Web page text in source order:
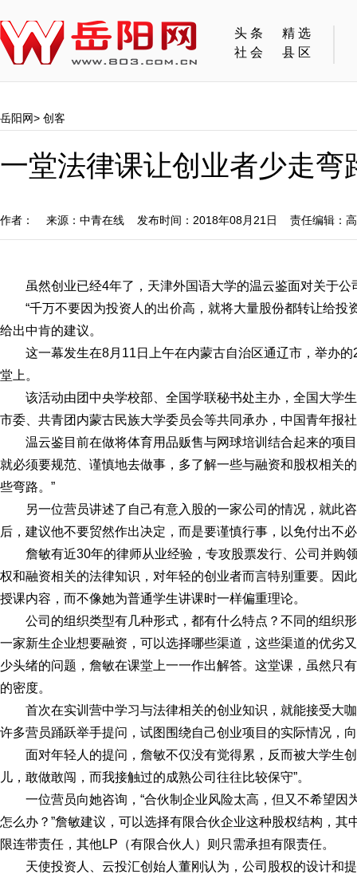
头条
精选
社会
县区
岳阳网> 创客
一堂法律课让创业者少走弯
作者： 来源：中青在线 发布时间：2018年08月21日 责任编辑：
虽然创业已经4年了，天津外国语大学的温云鉴面对关于
“千万不要因为投资人的出价高，就将大量股份都转让给投
给出中肯的建议。
这一幕发生在8月11日上午在内蒙古自治区通辽市，举办
堂上。
该活动由团中央学校部、全国学联秘书处主办，全国大学
市委、共青团内蒙古民族大学委员会等共同承办，中国青年报
温云鉴目前在做将体育用品贩售与网球培训结合起来的项
就必须要规范、谨慎地去做事，多了解一些与融资和股权相关
些弯路。”
另一位营员讲述了自己有意入股的一家公司的情况，就此
后，建议他不要贸然作出决定，而是要谨慎行事，以免付出不
詹敏有近30年的律师从业经验，专攻股票发行、公司并购
权和融资相关的法律知识，对年轻的创业者而言特别重要。因
授课内容，而不像她为普通学生讲课时一样偏重理论。
公司的组织类型有几种形式，都有什么特点？不同的组织
一家新生企业想要融资，可以选择哪些渠道，这些渠道的优
少头绪的问题，詹敏在课堂上一一作出解答。这堂课，虽然只
的密度。
首次在实训营中学习与法律相关的创业知识，就能接受大
许多营员踊跃举手提问，试图围绕自己创业项目的实际情况，
面对年轻人的提问，詹敏不仅没有觉得累，反而被大学生
儿，敢做敢闯，而我接触过的成熟公司往往比较保守”。
一位营员向她咨询，“合伙制企业风险太高，但又不希望
怎么办？”詹敏建议，可以选择有限合伙企业这种股权结构，
限连带责任，其他LP（有限合伙人）则只需承担有限责任。
天使投资人、云投汇创始人董刚认为，公司股权的设计和